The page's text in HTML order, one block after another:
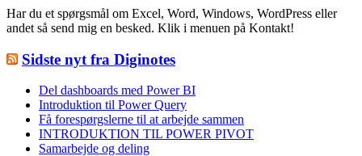
Har du et spørgsmål om Excel, Word, Windows, WordPress eller
andet så send mig en besked. Klik i menuen på Kontakt!
Sidste nyt fra Diginotes
Del dashboards med Power BI
Introduktion til Power Query
Få forespørgslerne til at arbejde sammen
INTRODUKTION TIL POWER PIVOT
Samarbejde og deling